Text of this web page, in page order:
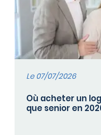
Le 07/07/2026
Où acheter un
que senior en